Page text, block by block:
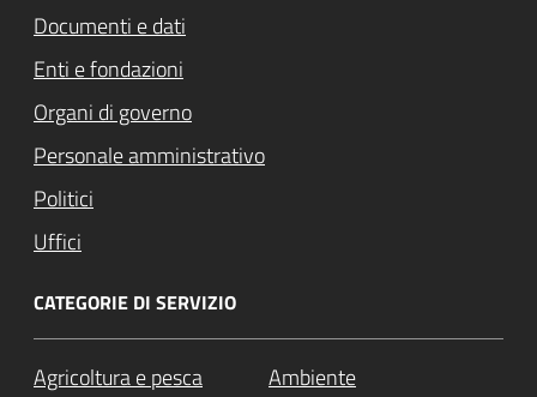
Documenti e dati
Enti e fondazioni
Organi di governo
Personale amministrativo
Politici
Uffici
CATEGORIE DI SERVIZIO
Agricoltura e pesca Ambiente